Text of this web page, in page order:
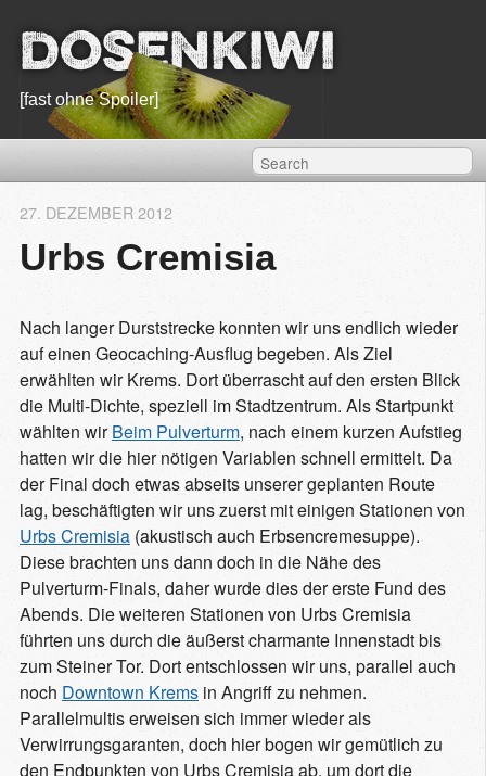
Dosenkiwi
[fast ohne Spoiler]
Urbs Cremisia
27. DEZEMBER 2012
Nach langer Durststrecke konnten wir uns endlich wieder
auf einen Geocaching-Ausflug begeben. Als Ziel
erwählten wir Krems. Dort überrascht auf den ersten Blick
die Multi-Dichte, speziell im Stadtzentrum. Als Startpunkt
wählten wirBeim Pulverturm, nach einem kurzen Aufstieg
hatten wir die hier nötigen Variablen schnell ermittelt. Da
der Final doch etwas abseits unserer geplanten Route
lag, beschäftigten wir uns zuerst mit einigen Stationen von
Urbs Cremisia (akustisch auch Erbsencremesuppe).
Diese brachten uns dann doch in die Nähe des
Pulverturm-Finals, daher wurde dies der erste Fund des
Abends. Die weiteren Stationen von Urbs Cremisia
führten uns durch die äußerst charmante Innenstadt bis
zum Steiner Tor. Dort entschlossen wir uns, parallel auch
noch Downtown Krems in Angriff zu nehmen.
Parallelmultis erweisen sich immer wieder als
Verwirrungsgaranten, doch hier bogen wir gemütlich zu
den Endpunkten von Urbs Cremisia ab, um dort die